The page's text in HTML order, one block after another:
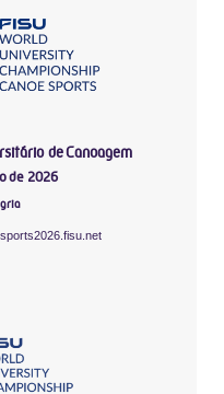
de Canoagem
de 2026